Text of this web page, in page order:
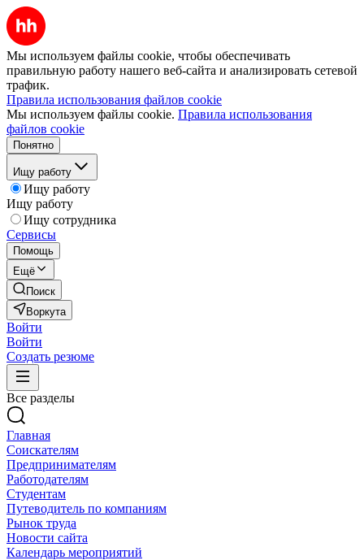
Мы используем файлы cookie, чтобы обеспечивать
правильную работу нашего веб-сайта и анализировать сетевой
трафик.
Правила использования файлов cookie
Мы используем файлы cookie. Правила использования
файлов cookie
Понятно
Ищу работу
Ищу работу
Ищу работу
Ищу сотрудника
Сервисы
Помощь
Ещё
Поиск
Воркута
Войти
Войти
Создать резюме
Все разделы
Главная
Соискателям
Предпринимателям
Работодателям
Студентам
Путеводитель по компаниям
Рынок труда
Новости сайта
Календарь мероприятий